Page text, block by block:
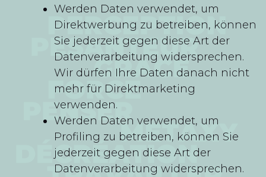
Werden Daten verwendet, um
Direktwerbung zu betreiben, können
Sie jederzeit gegen diese Art der
Datenverarbeitung widersprechen.
Wir dürfen Ihre Daten danach nicht
mehr für Direktmarketing
verwenden.
Werden Daten verwendet, um
Profiling zu betreiben, können Sie
jederzeit gegen diese Art der
Datenverarbeitung widersprechen.